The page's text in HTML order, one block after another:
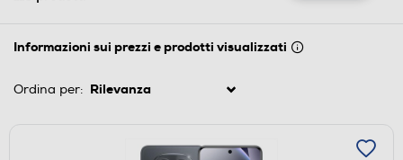
Informazioni sui prezzi e prodotti visualizzati
Ordina per: